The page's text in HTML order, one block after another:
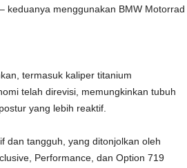
keduanya menggunakan BMW Motorrad
termasuk kaliper titanium
telah direvisi, memungkinkan tubuh
yang lebih reaktif.
dan tangguh, yang ditonjolkan oleh
Performance, dan Option 719